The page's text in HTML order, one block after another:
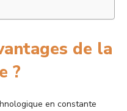
de la
?
en constante